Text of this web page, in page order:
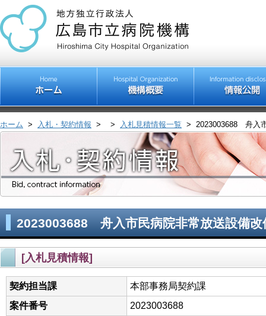
ホーム > 入札・契約情報 > > 入札見積情報一覧 > 2023003688 舟入
2023003688 舟入市民病院非常放送設備改
[入札見積情報]
契約担当課
本部事務局契約課
案件番号
2023003688